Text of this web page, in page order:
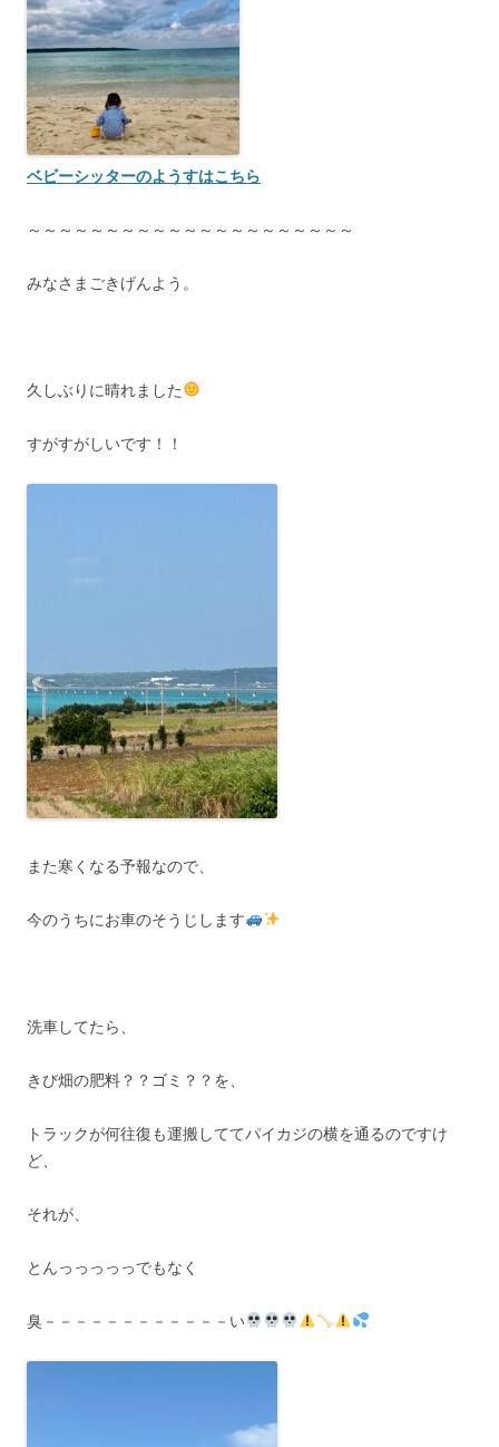
ベビーシッターのようすはこちら
～～～～～～～～～～～～～～～～～～～～～
みなさまごきげんよう。
久しぶりに晴れました
すがすがしいです！！
また寒くなる予報なので、
今のうちにお車のそうじします
洗車してたら、
きび畑の肥料？？ゴミ？？を、
トラックが何往復も運搬しててパイカジの横を通るのですけ
ど、
それが、
とんっっっっっでもなく
臭－－－－－－－－－－－－い